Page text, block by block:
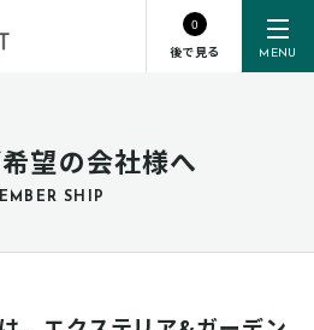
MENU
0
後で見る
望の会社様へ
SHIP